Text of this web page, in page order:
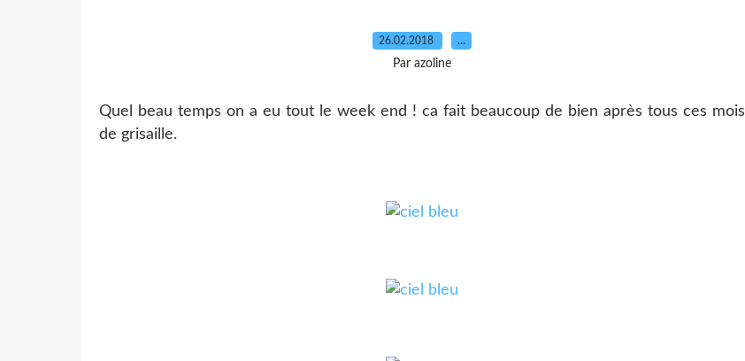
26.02.2018 …
Par azoline
Quel beau temps on a eu tout le week end ! ca fait beaucoup de bien après tous ces mois
de grisaille.